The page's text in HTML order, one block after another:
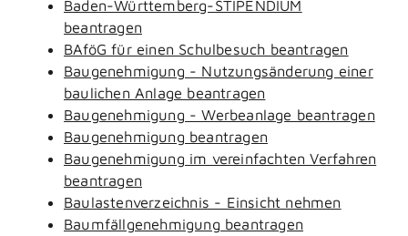
Baden-Württemberg-STIPENDIUM
beantragen
BAföG für einen Schulbesuch beantragen
Baugenehmigung - Nutzungsänderung einer
baulichen Anlage beantragen
Baugenehmigung - Werbeanlage beantragen
Baugenehmigung beantragen
Baugenehmigung im vereinfachten Verfahren
beantragen
Baulastenverzeichnis - Einsicht nehmen
Baumfällgenehmigung beantragen